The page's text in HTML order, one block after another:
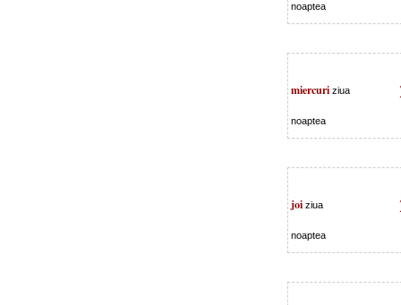
noaptea
miercuri ziua
noaptea
joi ziua
noaptea